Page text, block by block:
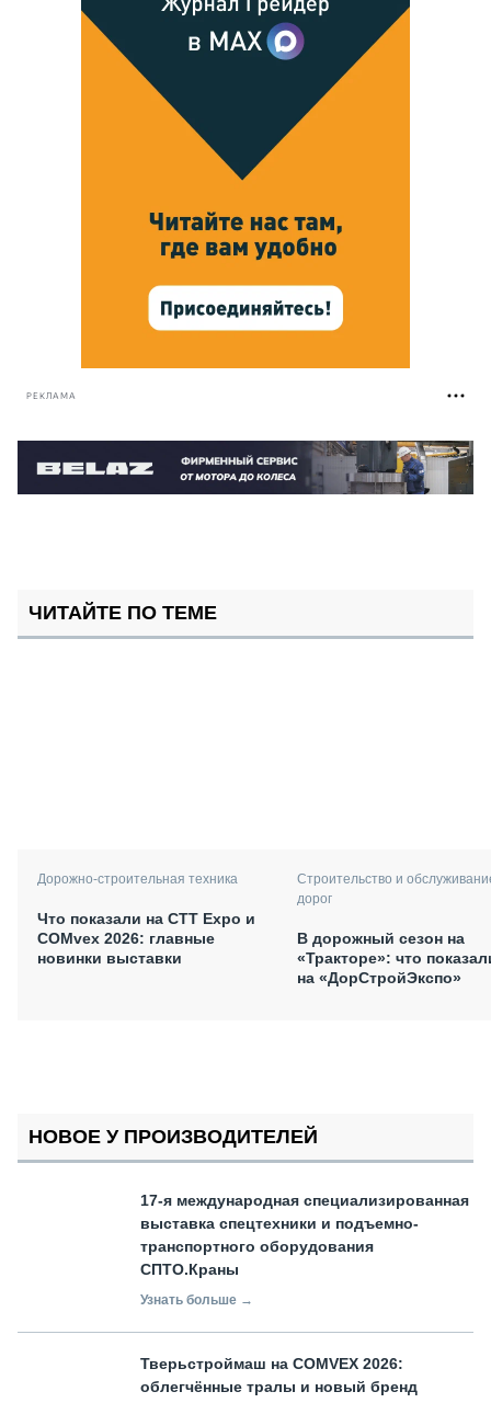
РЕКЛАМА
ЧИТАЙТЕ ПО ТЕМЕ
Дорожно-строительная техника
Что показали на CTT Expo и
COMvex 2026: главные
новинки выставки
Строительство и
дорог
В дорожный сезон на
«Тракторе»: что
на «ДорСтройЭкспо»
НОВОЕ У ПРОИЗВОДИТЕЛЕЙ
17-я международная специализированная
выставка спецтехники и подъемно-
транспортного оборудования
СПТО.Краны
Узнать больше →
Тверьстроймаш на COMVEX 2026:
облегчённые тралы и новый бренд